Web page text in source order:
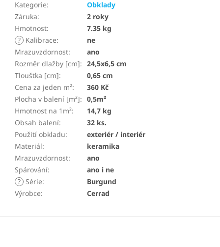
Kategorie:
Obklady
Záruka:
2 roky
Hmotnost:
7.35 kg
? Kalibrace:
ne
Mrazuvzdornost:
ano
Rozměr dlažby [cm]: 24,5x6,5 cm
Tloušťka [cm]:
0,65 cm
Cena za jeden m²:
360 Kč
Plocha v balení [m²]: 0,5m²
Hmotnost na 1m²:
14,7 kg
Obsah balení:
32 ks.
Použití obkladu:
exteriér / interiér
Materiál:
keramika
Mrazuvzdornost:
ano
Spárování:
ano i ne
? Série:
Burgund
Výrobce: Cerrad
Z